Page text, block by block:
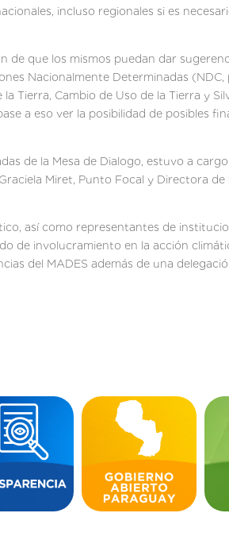
incluso regionales si es
que los mismos puedan dar
Nacionalmente Determinadas (NDC,
Tierra, Cambio de Uso de la Tierra y
a eso ver la posibilidad de posibles
de la Mesa de Dialogo, estuvo a
Miret, Punto Focal y Directora
así como representantes de
de involucramiento en la acción
del MADES además de una